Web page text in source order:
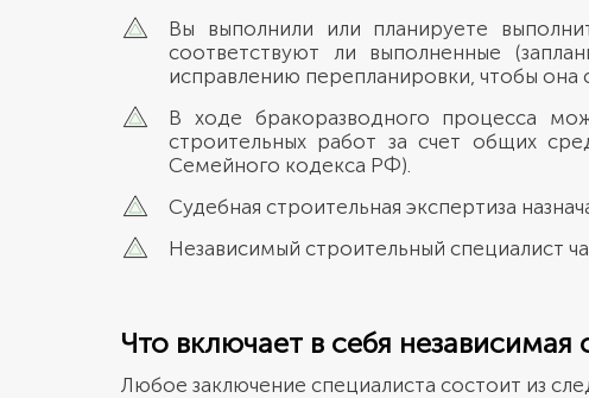
Вы выполнили или планируете
соответствуют ли выполненные
исправлению перепланировки, чтобы
В ходе бракоразводного процесса
строительных работ за счет общих
Семейного кодекса РФ).
Судебная строительная экспертиза
Независимый строительный специалист
Что включает в себя независимая
Любое заключение специалиста состоит из